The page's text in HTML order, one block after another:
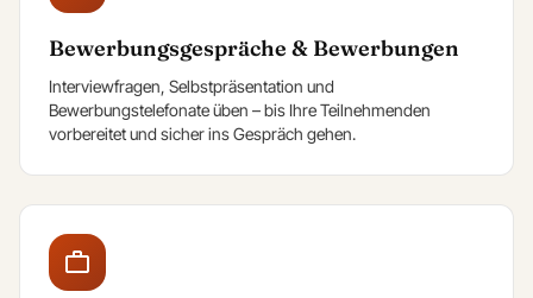
Bewerbungsgespräche & Bewerbungen
Interviewfragen, Selbstpräsentation und
Bewerbungstelefonate üben – bis Ihre Teilnehmenden
vorbereitet und sicher ins Gespräch gehen.